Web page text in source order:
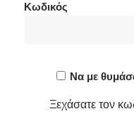
Κωδικός
Να με
Ξεχάσατε τον